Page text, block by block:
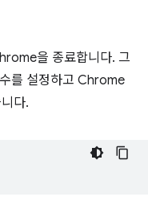
을 종료합니다. 그
를 설정하고 Chrome
다.